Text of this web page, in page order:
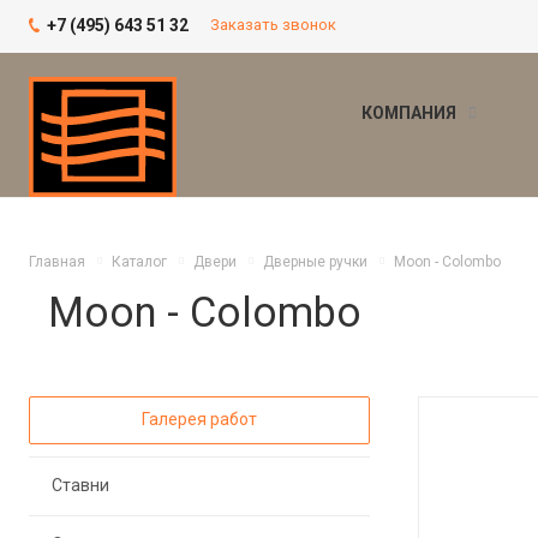
+7 (495) 643 51 32 Заказать звонок
КОМПАНИЯ
Главная Каталог Двери Дверные ручки Moon - Colombo
Moon - Colombo
Галерея работ
Ставни